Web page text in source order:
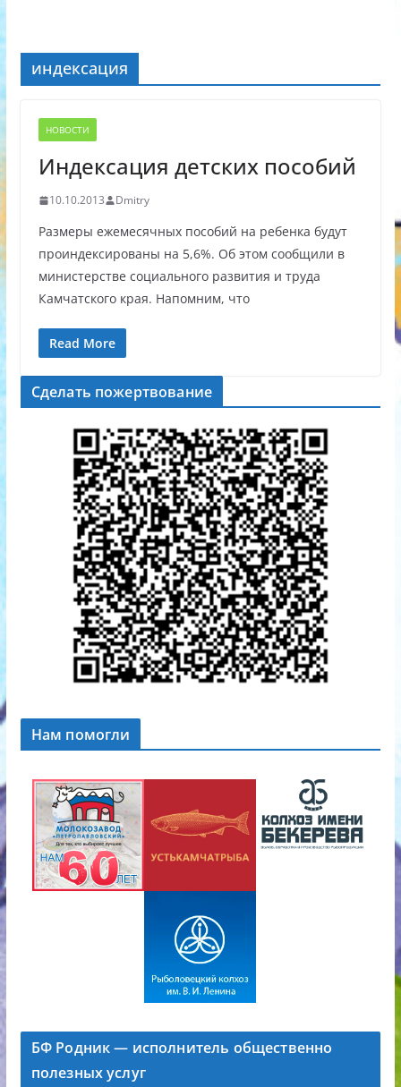
индексация
НОВОСТИ
Индексация детских пособий
10.10.2013 Dmitry
Размеры ежемесячных пособий на ребенка будут
проиндексированы на 5,6%. Об этом сообщили в
министерстве социального развития и труда
Камчатского края. Напомним, что
Read More
Сделать пожертвование
Нам помогли
БФ Родник — исполнитель общественно
полезных услуг